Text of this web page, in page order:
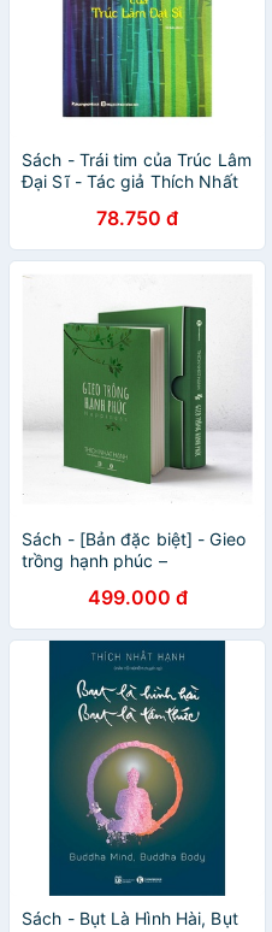
Sách - Trái tim của Trúc Lâm
Đại Sĩ - Tác giả Thích Nhất
78.750 đ
Sách - [Bản đặc biệt] - Gieo
trồng hạnh phúc –
499.000 đ
Sách - Bụt Là Hình Hài, Bụt